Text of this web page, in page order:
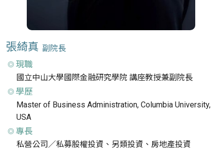
張綺真 副院長
現職
國立中山大學國際金融研究學院 講座教授兼副院長
學歷
Master of Business Administration, Columbia University,
USA
專長
私營公司／私募股權投資、另類投資、房地產投資